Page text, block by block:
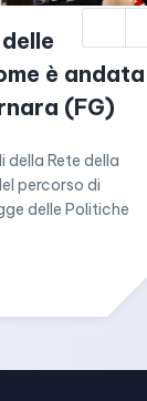
è andata
(FG)
Rete della
percorso di
delle Politiche